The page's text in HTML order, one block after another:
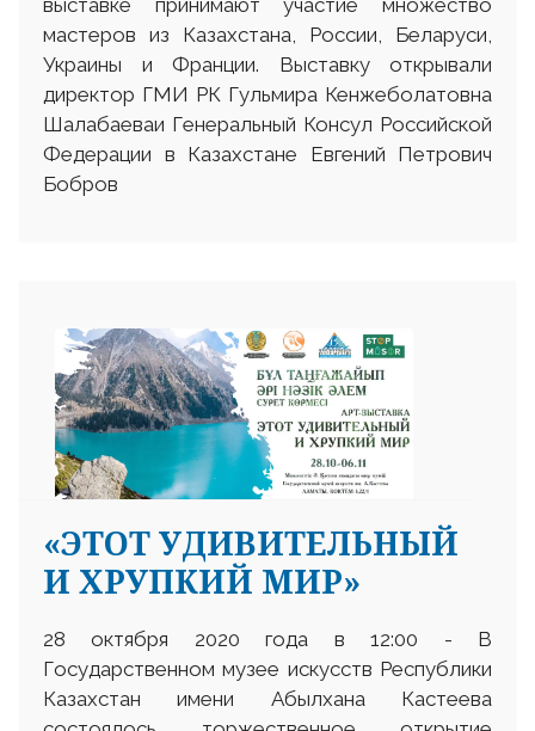
мастеров из Казахстана, России, Беларуси,
Украины и Франции. Выставку открывали
директор ГМИ РК Гульмира Кенжеболатовна
Шалабаеваи Генеральный Консул Российской
Федерации в Казахстане Евгений Петрович
Бобров
«ЭТОТ УДИВИТЕЛЬНЫЙ
И ХРУПКИЙ МИР»
28 октября 2020 года в 12:00 - В
Государственном музее искусств Республики
Казахстан имени Абылхана Кастеева